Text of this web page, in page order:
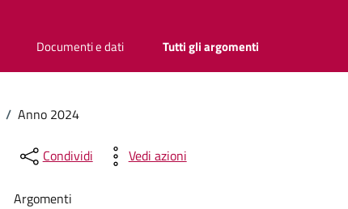
Documenti e dati Tutti gli argomenti
/ Anno 2024
Condividi Vedi azioni
Argomenti